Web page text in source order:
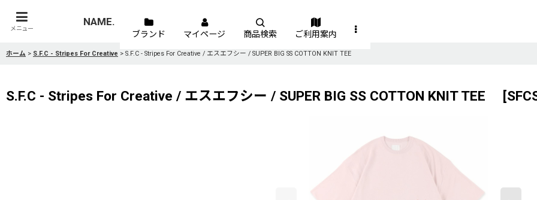
メニュー
NAME.
ブランド マイページ 商品検索 ご利用案内
ホーム > S.F.C - Stripes For Creative > S.F.C - Stripes For Creative / エスエフシー / SUPER BIG SS COTTON KNIT TEE
S.F.C - Stripes For Creative / エスエフシー / SUPER BIG SS COTTON KNIT TEE [